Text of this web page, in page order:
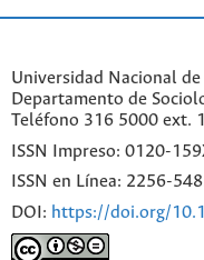
Universidad Nacional
Departamento de
Teléfono 316 5000 ext.
ISSN Impreso: 0120-
ISSN en Línea: 2256-
DOI: https://doi.org/